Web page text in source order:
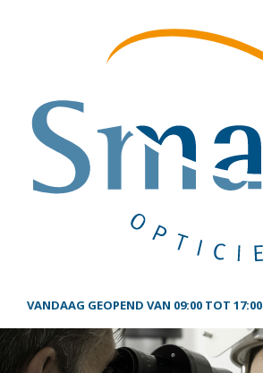
VANDAAG GEOPEND VAN 09:00 TOT 17:00
HOME